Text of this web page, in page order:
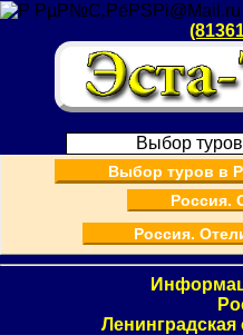
Выбор
Выбор туров в
Россия.
Россия.